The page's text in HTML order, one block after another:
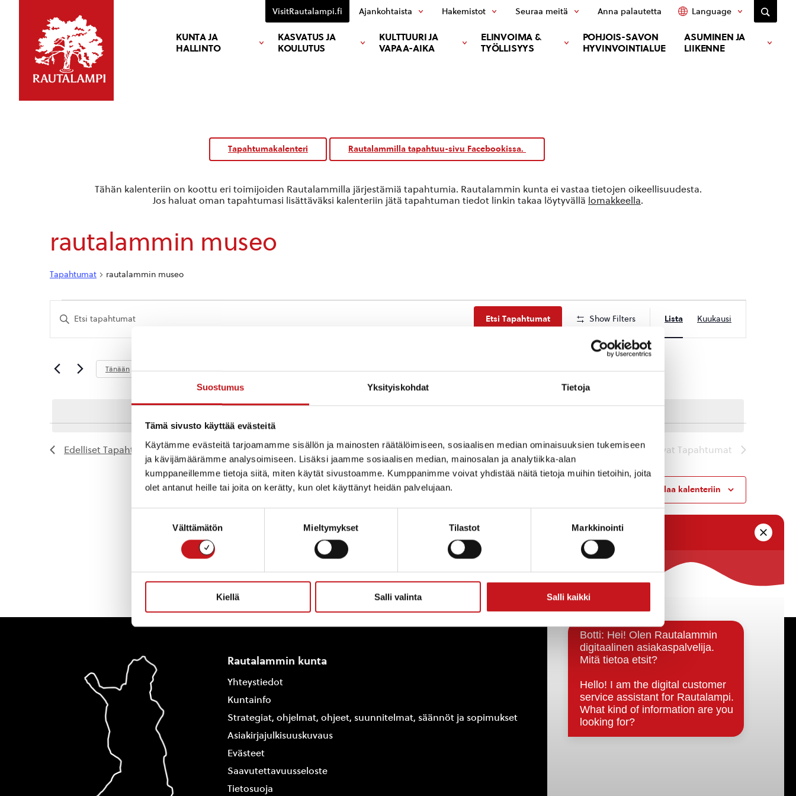
Suostumus Yksityiskohdat Tietoja
Tämä sivusto käyttää evästeitä
Käytämme evästeitä tarjoamamme sisällön ja mainosten räätälöimiseen, sosiaalisen median ominaisuuksien tukemiseen
ja kävijämäärämme analysoimiseen. Lisäksi jaamme sosiaalisen median, mainosalan ja analytiikka-alan
kumppaneillemme tietoja siitä, miten käytät sivustoamme. Kumppanimme voivat yhdistää näitä tietoja muihin tietoihin, joita
olet antanut heille tai joita on kerätty, kun olet käyttänyt heidän palvelujaan.
Välttämätön Mieltymykset Tilastot Markkinointi
Kiellä Salli valinta Salli kaikki
KUNTA JA
HALLINTO
KASVATUS JA
KOULUTUS
KULTTUURI JA
VAPAA-AIKA
ELINVOIMA &
TYÖLLISYYS
POHJOIS-SAVON
HYVINVOINTIALUE
ASUMINEN JA
LIIKENNE
VisitRautalampi.fi Ajankohtaista Hakemistot Seuraa meitä Anna palautetta Language
Tapahtumakalenteri Rautalammilla tapahtuu-sivu Facebookissa.
rautalammin museo
Tapahtumat rautalammin museo
Tapahtumat
Tapahtumat
Etsi
Näkymät
Syötä
hakusana.
Etsi
hakusanalla.
Etsi Tapahtumat Show Filters
Views
Navigation
Lista Kuukausi
Tänään Tuleva
Edelliset Tapahtumat Seuraavat Tapahtumat
Tilaa kalenteriin
Tähän kalenteriin on koottu eri toimijoiden Rautalammilla järjestämiä tapahtumia. Rautalammin kunta ei vastaa tietojen oikeellisuudesta.
Jos haluat oman tapahtumasi lisättäväksi kalenteriin jätä tapahtuman tiedot linkin takaa löytyvällä lomakkeella.
Rautalammin kunta
Yhteystiedot
Kuntainfo
Strategiat, ohjelmat, ohjeet, suunnitelmat, säännöt ja sopimukset
Asiakirjajulkisuuskuvaus
Evästeet
Saavutettavuusseloste
Tietosuoja
Päätöksenteko ja lähidemokratia
Päätökset, esityslistat & pöytäkirjat
Hallinto
Kunnanhallitus
Kunnanvaltuusto